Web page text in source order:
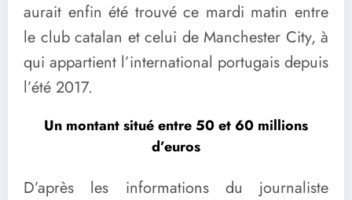
aurait enfin été trouvé ce mardi matin entre
le club catalan et celui de Manchester City, à
qui appartient l’international portugais depuis
l’été 2017.
Un montant situé entre 50 et 60 millions
d’euros
D’après les informations du journaliste